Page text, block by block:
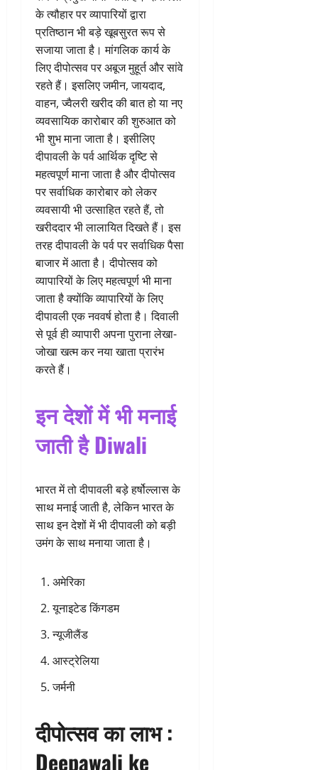
के त्यौहार पर व्यापारियों द्वारा
प्रतिष्ठान भी बड़े खूबसुरत रूप से
सजाया जाता है। मांगलिक कार्य के
लिए दीपोत्सव पर अबूज मुहूर्त और सांवे
रहते हैं। इसलिए जमीन, जायदाद,
वाहन, ज्वैलरी खरीद की बात हो या नए
व्यवसायिक कारोबार की शुरुआत को
भी शुभ माना जाता है। इसीलिए
दीपावली के पर्व आर्थिक दृष्टि से
महत्वपूर्ण माना जाता है और दीपोत्सव
पर सर्वाधिक कारोबार को लेकर
व्यवसायी भी उत्साहित रहते हैं, तो
खरीददार भी लालायित दिखते हैं। इस
तरह दीपावली के पर्व पर सर्वाधिक पैसा
बाजार में आता है। दीपोत्सव को
व्यापारियों के लिए महत्वपूर्ण भी माना
जाता है क्योंकि व्यापारियों के लिए
दीपावली एक नववर्ष होता है। दिवाली
से पूर्व ही व्यापारी अपना पुराना लेखा-
जोखा खत्म कर नया खाता प्रारंभ
करते हैं।
इन देशों में भी मनाई
जाती है Diwali
भारत में तो दीपावली बड़े हर्षोल्लास के
साथ मनाई जाती है, लेकिन भारत के
साथ इन देशों में भी दीपावली को बड़ी
उमंग के साथ मनाया जाता है।
अमेरिका
यूनाइटेड किंगडम
न्यूजीलैंड
आस्ट्रेलिया
जर्मनी
दीपोत्सव का लाभ :
Deepawali ke